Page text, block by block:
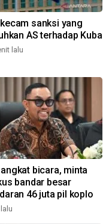
kecam sanksi yang
AS terhadap Kuba
lalu
angkat bicara, minta
bandar besar
46 juta pil koplo